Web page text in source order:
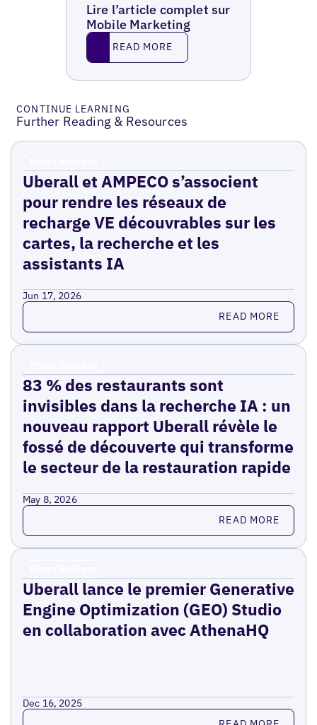
Lire l’article complet sur
Mobile Marketing
Read More
READ MORE
CONTINUE LEARNING
Further Reading & Resources
Uberall et AMPECO s’associent
pour rendre les réseaux de
recharge VE découvrables sur les
cartes, la recherche et les
assistants IA
Jun 17, 2026
Read more READ MORE
83 % des restaurants sont
invisibles dans la recherche IA : un
nouveau rapport Uberall révèle le
fossé de découverte qui transforme
le secteur de la restauration rapide
May 8, 2026
Read more READ MORE
Uberall lance le premier Generative
Engine Optimization (GEO) Studio
en collaboration avec AthenaHQ
Dec 16, 2025
Read more